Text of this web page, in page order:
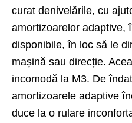
curat denivelările, cu
amortizoarelor adaptive,
disponibile, în loc să le
mașină sau direcție.
incomodă la M3. De
amortizoarele adaptive
duce la o rulare